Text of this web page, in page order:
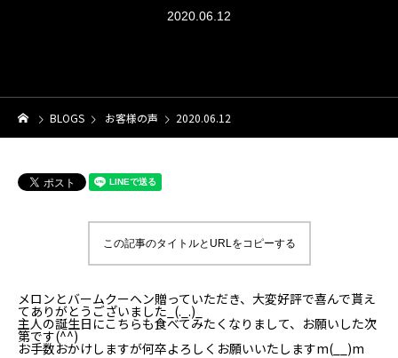
2020.06.12
BLOGS お客様の声 2020.06.12
この記事のタイトルとURLをコピーする
メロンとバームクーヘン贈っていただき、大変好評で喜んで貰え
てありがとうございました_(._.)_
主人の誕生日にこちらも食べてみたくなりまして、お願いした次
第です(^^)
お手数おかけしますが何卒よろしくお願いいたしますm(__)m